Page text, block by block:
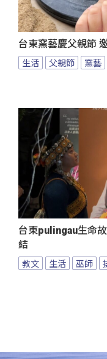
台東窯藝慶父親節
生活 父親節 窯藝
台東pulingau生命
結
教文 生活 巫師